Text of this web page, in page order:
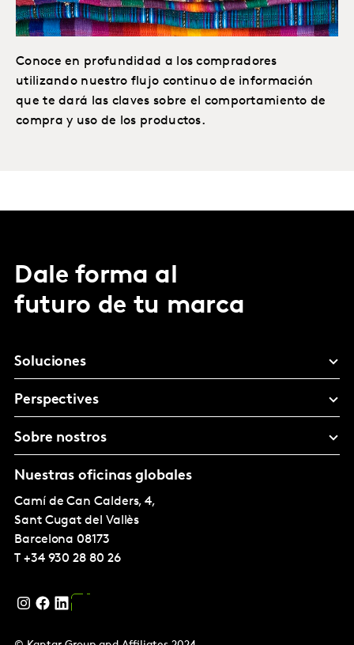
Conoce en profundidad a los compradores
utilizando nuestro flujo continuo de información
que te dará las claves sobre el comportamiento de
compra y uso de los productos.
Dale forma al
futuro de tu marca
Soluciones
Perspectives
Sobre nostros
Nuestras oficinas globales
Camí de Can Calders, 4,
Sant Cugat del Vallès
Barcelona 08173
T +34 930 28 80 26